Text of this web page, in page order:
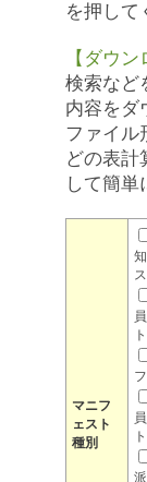
を押して
【ダウン
検索など
内容をダ
ファイル
どの表計
して簡単
マニフ
ェスト
種別
ト
ト